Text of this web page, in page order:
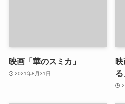
映画「華のスミカ」
2021年8月31日
る